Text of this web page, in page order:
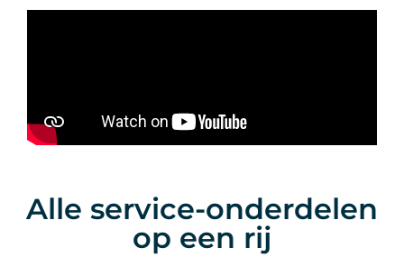
Alle service-onderdelen
op een rij